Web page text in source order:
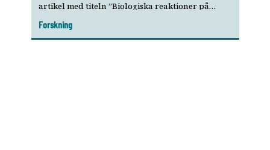
artikel med titeln ”Biologiska reaktioner på
Tandläkartidningen nummer 11/2017. De fem
artikelförfattarna, med Lars Björkman i spetsen,
Forskning